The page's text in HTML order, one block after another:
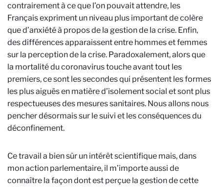
contrairement à ce que l’on pouvait attendre, les
Français expriment un niveau plus important de colère
que d’anxiété à propos de la gestion de la crise. Enfin,
des différences apparaissent entre hommes et femmes
sur la perception de la crise. Paradoxalement, alors que
la mortalité du coronavirus touche avant tout les
premiers, ce sont les secondes qui présentent les formes
les plus aiguës en matière d’isolement social et sont plus
respectueuses des mesures sanitaires. Nous allons nous
pencher désormais sur le suivi et les conséquences du
déconfinement.
Ce travail a bien sûr un intérêt scientifique mais, dans
mon action parlementaire, il m’importe aussi de
connaître la façon dont est perçue la gestion de cette